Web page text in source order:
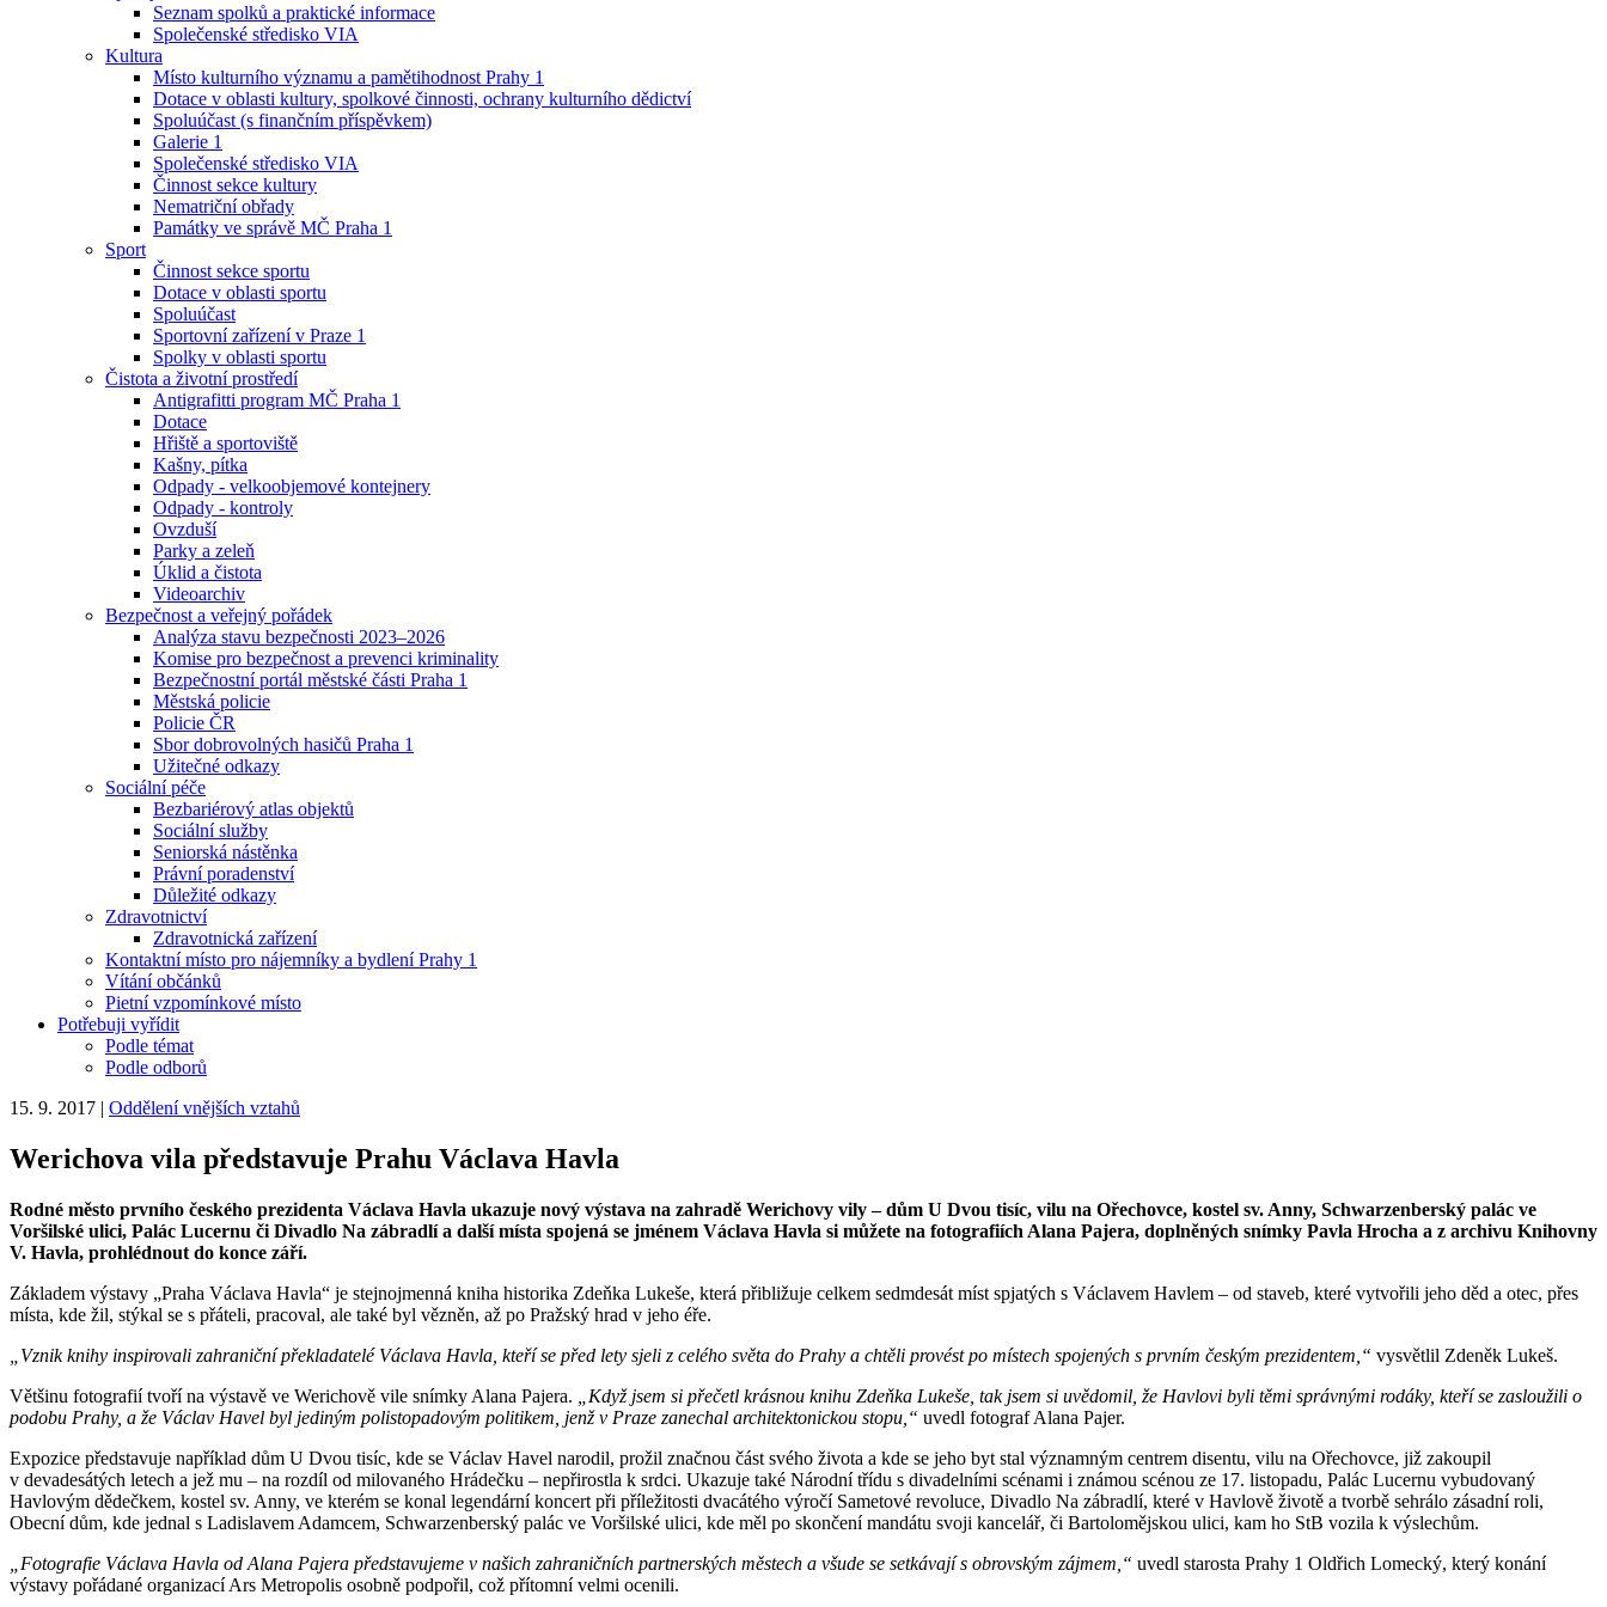
Seznam spolků a praktické informace
Společenské středisko VIA
Kultura
Místo kulturního významu a pamětihodnost Prahy 1
Dotace v oblasti kultury, spolkové činnosti, ochrany kulturního dědictví
Spoluúčast (s finančním příspěvkem)
Galerie 1
Společenské středisko VIA
Činnost sekce kultury
Nematriční obřady
Památky ve správě MČ Praha 1
Sport
Činnost sekce sportu
Dotace v oblasti sportu
Spoluúčast
Sportovní zařízení v Praze 1
Spolky v oblasti sportu
Čistota a životní prostředí
Antigrafitti program MČ Praha 1
Dotace
Hřiště a sportoviště
Kašny, pítka
Odpady - velkoobjemové kontejnery
Odpady - kontroly
Ovzduší
Parky a zeleň
Úklid a čistota
Videoarchiv
Bezpečnost a veřejný pořádek
Analýza stavu bezpečnosti 2023–2026
Komise pro bezpečnost a prevenci kriminality
Bezpečnostní portál městské části Praha 1
Městská policie
Policie ČR
Sbor dobrovolných hasičů Praha 1
Užitečné odkazy
Sociální péče
Bezbariérový atlas objektů
Sociální služby
Seniorská nástěnka
Právní poradenství
Důležité odkazy
Zdravotnictví
Zdravotnická zařízení
Kontaktní místo pro nájemníky a bydlení Prahy 1
Vítání občánků
Pietní vzpomínkové místo
Potřebuji vyřídit
Podle témat
Podle odborů
15. 9. 2017 | Oddělení vnějších vztahů
Werichova vila představuje Prahu Václava Havla
Rodné město prvního českého prezidenta Václava Havla ukazuje nový výstava na zahradě Werichovy vily – dům U Dvou tisíc, vilu na Ořechovce, kostel sv. Anny, Schwarzenberský palác ve
Voršilské ulici, Palác Lucernu či Divadlo Na zábradlí a další místa spojená se jménem Václava Havla si můžete na fotografiích Alana Pajera, doplněných snímky Pavla Hrocha a z archivu Knihovny
V. Havla, prohlédnout do konce září.
Základem výstavy „Praha Václava Havla“ je stejnojmenná kniha historika Zdeňka Lukeše, která přibližuje celkem sedmdesát míst spjatých s Václavem Havlem – od staveb, které vytvořili jeho děd a otec, přes
místa, kde žil, stýkal se s přáteli, pracoval, ale také byl vězněn, až po Pražský hrad v jeho éře.
„Vznik knihy inspirovali zahraniční překladatelé Václava Havla, kteří se před lety sjeli z celého světa do Prahy a chtěli provést po místech spojených s prvním českým prezidentem,“ vysvětlil Zdeněk Lukeš.
Většinu fotografií tvoří na výstavě ve Werichově vile snímky Alana Pajera.
„Když jsem si přečetl krásnou knihu Zdeňka Lukeše, tak jsem si uvědomil, že Havlovi byli těmi správnými rodáky, kteří se zasloužili o
podobu Prahy, a že Václav Havel byl jediným polistopadovým politikem, jenž v Praze zanechal architektonickou stopu,“ uvedl fotograf Alana Pajer.
Expozice představuje například dům U Dvou tisíc, kde se Václav Havel narodil, prožil značnou část svého života a kde se jeho byt stal významným centrem disentu, vilu na Ořechovce, již zakoupil
v devadesátých letech a jež mu – na rozdíl od milovaného Hrádečku – nepřirostla k srdci. Ukazuje také Národní třídu s divadelními scénami i známou scénou ze 17. listopadu, Palác Lucernu vybudovaný
Havlovým dědečkem, kostel sv. Anny, ve kterém se konal legendární koncert při příležitosti dvacátého výročí Sametové revoluce, Divadlo Na zábradlí, které v Havlově životě a tvorbě sehrálo zásadní roli,
Obecní dům, kde jednal s Ladislavem Adamcem, Schwarzenberský palác ve Voršilské ulici, kde měl po skončení mandátu svoji kancelář, či Bartolomějskou ulici, kam ho StB vozila k výslechům.
„Fotografie Václava Havla od Alana Pajera představujeme v našich zahraničních partnerských městech a všude se setkávají s obrovským zájmem,“ uvedl starosta Prahy 1 Oldřich Lomecký, který konání
výstavy pořádané organizací Ars Metropolis osobně podpořil, což přítomní velmi ocenili.